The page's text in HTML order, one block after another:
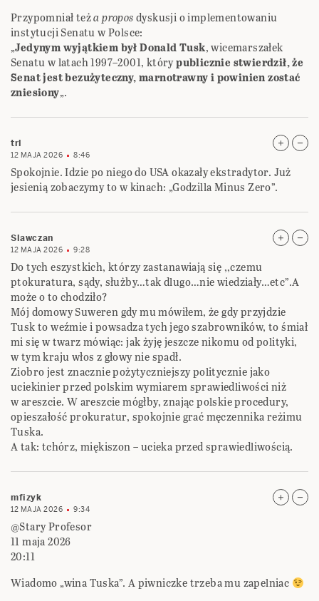
Przypomniał teża proposdyskusji o implementowaniu
instytucji Senatu w Polsce:
„Jedynym wyjątkiem był Donald Tusk, wicemarszałek
Senatu w latach 1997–2001, którypublicznie stwierdził, że
Senat jest bezużyteczny, marnotrawny i powinien zostać
zniesiony„.
trl
12 MAJA 2026 8:46
Spokojnie. Idzie po niego do USA okazały ekstradytor. Już
jesienią zobaczymy to w kinach: „Godzilla Minus Zero”.
Slawczan
12 MAJA 2026 9:28
Do tych eszystkich, którzy zastanawiają się ,,czemu
ptokuratura, sądy, służby…tak dlugo…nie wiedziały…etc”.A
może o to chodziło?
Mój domowy Suweren gdy mu mówiłem, że gdy przyjdzie
Tusk to weźmie i powsadza tych jego szabrowników, to śmiał
mi się w twarz mówiąc: jak żyję jeszcze nikomu od polityki,
w tym kraju włos z głowy nie spadł.
Ziobro jest znacznie pożytyczniejszy politycznie jako
uciekinier przed polskim wymiarem sprawiedliwości niż
w areszcie. W areszcie mógłby, znając polskie procedury,
opieszałość prokuratur, spokojnie grać męczennika reżimu
Tuska.
A tak: tchórz, miękiszon – ucieka przed sprawiedliwością.
mfizyk
12 MAJA 2026 9:34
@Stary Profesor
11 maja 2026
20:11
Wiadomo „wina Tuska”. A piwniczke trzeba mu zapelniac